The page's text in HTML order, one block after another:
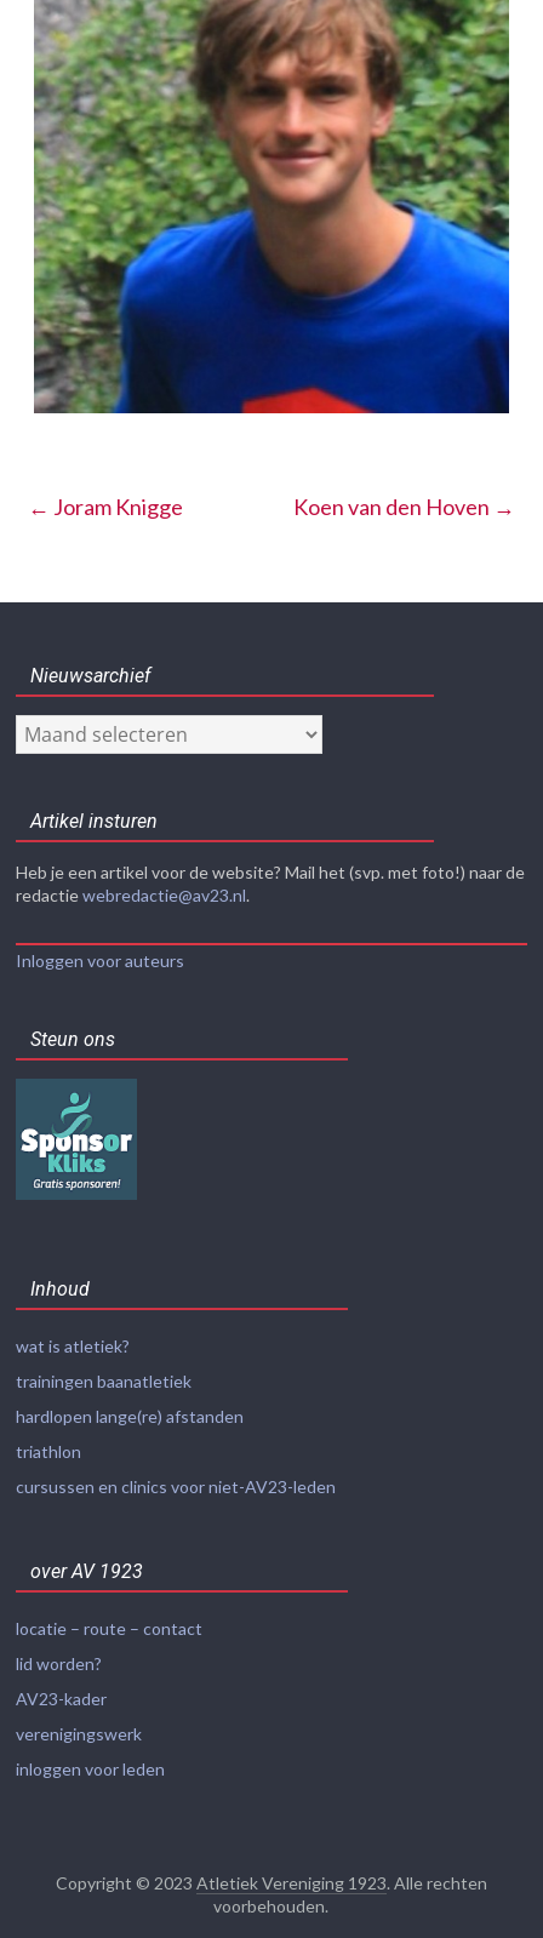
← Joram Knigge Koen van den Hoven →
Nieuwsarchief
Nieuwsarchief
Artikel insturen
Heb je een artikel voor de website? Mail het (svp. met foto!) naar de
redactiewebredactie@av23.nl.
Inloggen voor auteurs
Steun ons
Inhoud
wat is atletiek?
trainingen baanatletiek
hardlopen lange(re) afstanden
triathlon
cursussen en clinics voor niet-AV23-leden
over AV 1923
locatie – route – contact
lid worden?
AV23-kader
verenigingswerk
inloggen voor leden
Copyright © 2023 Atletiek Vereniging 1923. Alle rechten
voorbehouden.